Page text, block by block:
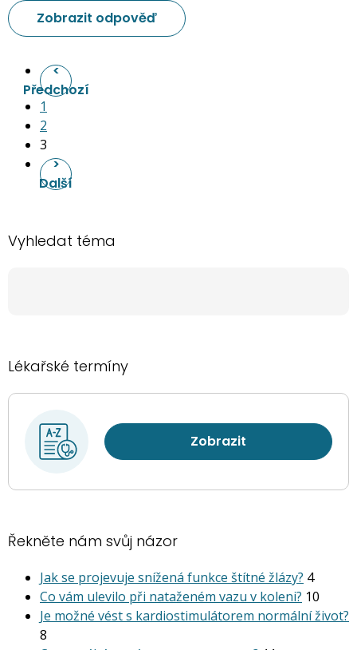
Zobrazit odpověď
<
Předchozí
1
2
3
>
Další
Vyhledat téma
Lékařské termíny
Zobrazit
Řekněte nám svůj názor
Jak se projevuje snížená funkce štítné žlázy? 4
Co vám ulevilo při nataženém vazu v koleni? 10
Je možné vést s kardiostimu­látorem normální život?
8